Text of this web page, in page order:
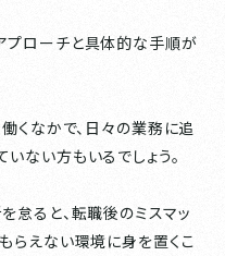
プローチと具体的な手順が
くなかで、日々の業務に追
ない方もいるでしょう。
怠ると、転職後のミスマッ
らえない環境に身を置くこ